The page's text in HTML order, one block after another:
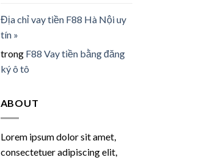
Địa chỉ vay tiền F88 Hà Nội uy
tín »
trong F88 Vay tiền bằng đăng
ký ô tô
ABOUT
Lorem ipsum dolor sit amet,
consectetuer adipiscing elit,